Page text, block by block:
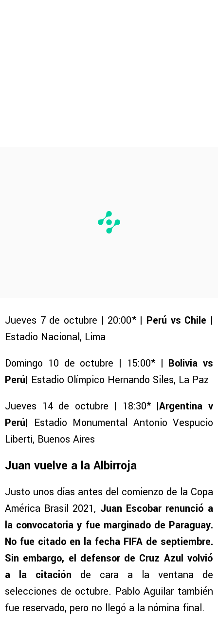
Jueves 7 de octubre | 20:00* | Perú vs Chile |
Estadio Nacional, Lima
Domingo 10 de octubre | 15:00* | Bolivia vs
Perú| Estadio Olímpico Hernando Siles, La Paz
Jueves 14 de octubre | 18:30* |Argentina v
Perú| Estadio Monumental Antonio Vespucio
Liberti, Buenos Aires
Juan vuelve a la Albirroja
Justo unos días antes del comienzo de la Copa
América Brasil 2021, Juan Escobar renunció a
la convocatoria y fue marginado de Paraguay.
No fue citado en la fecha FIFA de septiembre.
Sin embargo, el defensor de Cruz Azul volvió
a la citación de cara a la ventana de
selecciones de octubre. Pablo Aguilar también
fue reservado, pero no llegó a la nómina final.